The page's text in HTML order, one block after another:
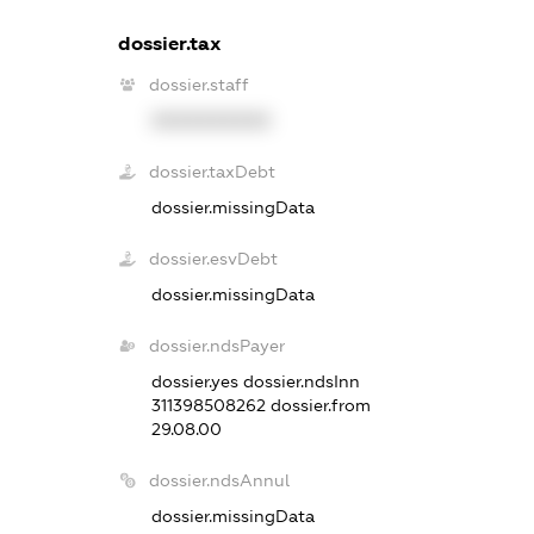
dossier.tax
dossier.staff
dossier.taxDebt
dossier.missingData
dossier.esvDebt
dossier.missingData
dossier.ndsPayer
dossier.yes dossier.ndsInn
311398508262 dossier.from
29.08.00
dossier.ndsAnnul
dossier.missingData